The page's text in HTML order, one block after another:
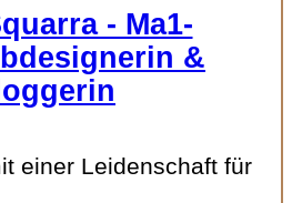
- Ma1-
&
einer Leidenschaft für